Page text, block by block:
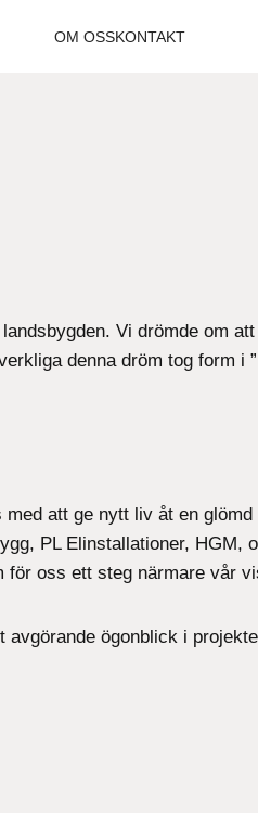
OM OSSKONTAKT
Vi drömde om
denna dröm tog form i
att ge nytt liv åt en
PL Elinstallationer, HGM,
för oss ett steg närmare vår
ögonblick i